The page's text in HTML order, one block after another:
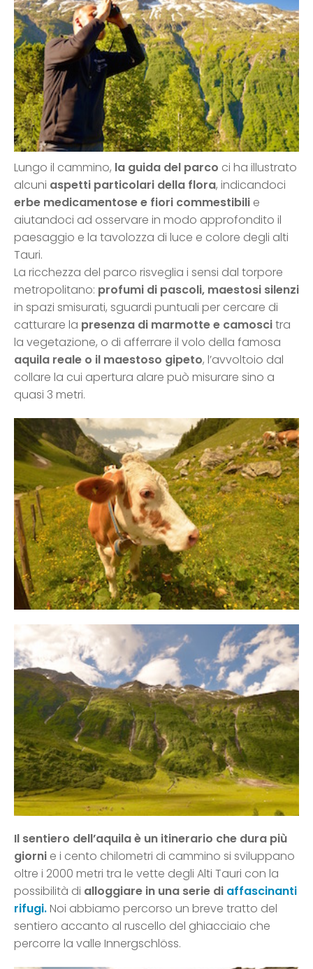
Lungo il cammino, la guida del parco ci ha illustrato
alcuni aspetti particolari della flora, indicandoci
erbe medicamentose e fiori commestibili e
aiutandoci ad osservare in modo approfondito il
paesaggio e la tavolozza di luce e colore degli alti
Tauri.
La ricchezza del parco risveglia i sensi dal torpore
metropolitano: profumi di pascoli, maestosi silenzi
in spazi smisurati, sguardi puntuali per cercare di
catturare la presenza di marmotte e camoscitra
la vegetazione, o di afferrare il volo della famosa
aquila reale o il maestoso gipeto, l’avvoltoio dal
collare la cui apertura alare può misurare sino a
quasi 3 metri.
Il sentiero dell’aquila è un itinerario che dura più
giorni e i cento chilometri di cammino si sviluppano
oltre i 2000 metri tra le vette degli Alti Tauri con la
possibilità di alloggiare in una serie di affascinanti
rifugi.Noi abbiamo percorso un breve tratto del
sentiero accanto al ruscello del ghiacciaio che
percorre la valle Innergschlöss.